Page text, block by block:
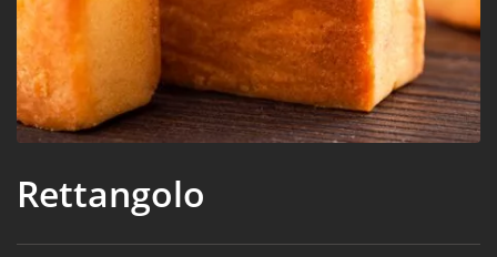
Rettangolo